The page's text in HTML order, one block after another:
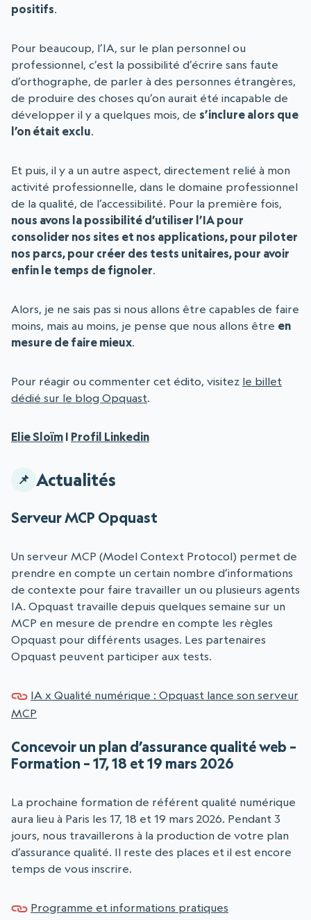
positifs.
Pour beaucoup, l’IA, sur le plan personnel ou
professionnel, c’est la possibilité d’écrire sans faute
d’orthographe, de parler à des personnes étrangères,
de produire des choses qu’on aurait été incapable de
développer il y a quelques mois, de s’inclure alors que
l’on était exclu.
Et puis, il y a un autre aspect, directement relié à mon
activité professionnelle, dans le domaine professionnel
de la qualité, de l’accessibilité. Pour la première fois,
nous avons la possibilité d’utiliser l’IA pour
consolider nos sites et nos applications, pour piloter
nos parcs, pour créer des tests unitaires, pour avoir
enfin le temps de fignoler.
Alors, je ne sais pas si nous allons être capables de faire
moins, mais au moins, je pense que nous allons être en
mesure de faire mieux.
Pour réagir ou commenter cet édito, visitez le billet
dédié sur le blog Opquast.
Elie Sloïm | Profil Linkedin
Actualités
Serveur MCP Opquast
Un serveur MCP (Model Context Protocol) permet de
prendre en compte un certain nombre d’informations
de contexte pour faire travailler un ou plusieurs agents
IA. Opquast travaille depuis quelques semaine sur un
MCP en mesure de prendre en compte les règles
Opquast pour différents usages. Les partenaires
Opquast peuvent participer aux tests.
IA x Qualité numérique : Opquast lance son serveur
MCP
Concevoir un plan d’assurance qualité web –
Formation – 17, 18 et 19 mars 2026
La prochaine formation de référent qualité numérique
aura lieu à Paris les 17, 18 et 19 mars 2026. Pendant 3
jours, nous travaillerons à la production de votre plan
d’assurance qualité. Il reste des places et il est encore
temps de vous inscrire.
Programme et informations pratiques